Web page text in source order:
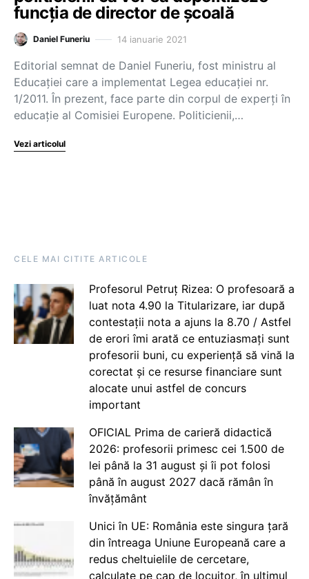
funcția de director de școală
Daniel Funeriu 14 ianuarie 2021
Editorial semnat de Daniel Funeriu, fost ministru al
Educației care a implementat Legea educației nr.
1/2011. În prezent, face parte din corpul de experți în
educație al Comisiei Europene. Politicienii,…
Vezi articolul
CELE MAI CITITE ARTICOLE
Profesorul Petruț Rizea: O profesoară a
luat nota 4.90 la Titularizare, iar după
contestații nota a ajuns la 8.70 / Astfel
de erori îmi arată ce entuziasmați sunt
profesorii buni, cu experiență să vină la
corectat și ce resurse financiare sunt
alocate unui astfel de concurs
important
OFICIAL Prima de carieră didactică
2026: profesorii primesc cei 1.500 de
lei până la 31 august și îi pot folosi
până în august 2027 dacă rămân în
învățământ
Unici în UE: România este singura țară
din întreaga Uniune Europeană care a
redus cheltuielile de cercetare,
calculate pe cap de locuitor, în ultimul